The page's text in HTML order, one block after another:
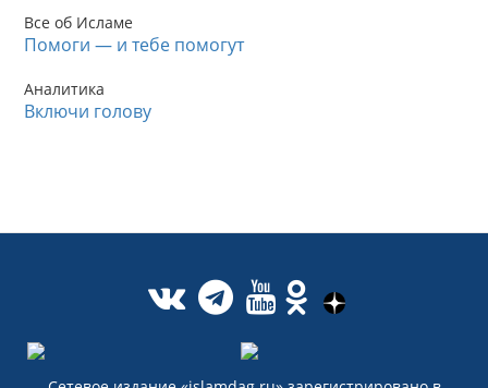
Все об Исламе
Помоги — и тебе помогут
Аналитика
Включи голову